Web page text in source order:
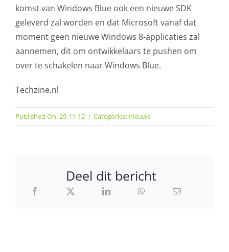
komst van Windows Blue ook een nieuwe SDK
geleverd zal worden en dat Microsoft vanaf dat
moment geen nieuwe Windows 8-applicaties zal
aannemen, dit om ontwikkelaars te pushen om
over te schakelen naar Windows Blue.
Techzine.nl
Published On: 29-11-12 | Categories: nieuws
Deel dit bericht